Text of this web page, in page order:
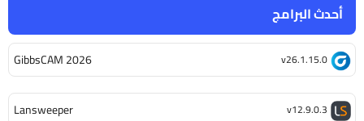
أحدث البرامج
GibbsCAM 2026 v26.1.15.0
Lansweeper v12.9.0.3